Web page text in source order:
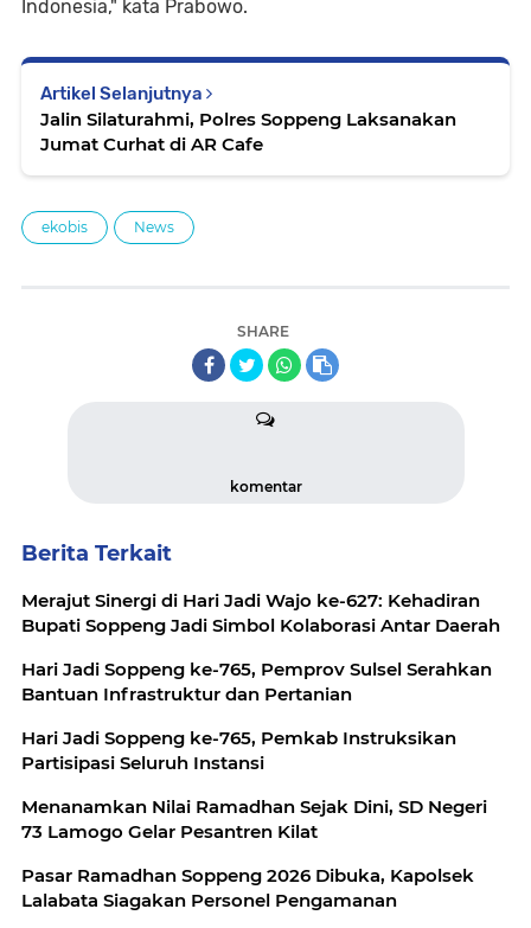
Indonesia," kata Prabowo.
Artikel Selanjutnya
Jalin Silaturahmi, Polres Soppeng Laksanakan
Jumat Curhat di AR Cafe
ekobis News
SHARE
komentar
Berita Terkait
Merajut Sinergi di Hari Jadi Wajo ke-627: Kehadiran
Bupati Soppeng Jadi Simbol Kolaborasi Antar Daerah
Hari Jadi Soppeng ke-765, Pemprov Sulsel Serahkan
Bantuan Infrastruktur dan Pertanian
Hari Jadi Soppeng ke-765, Pemkab Instruksikan
Partisipasi Seluruh Instansi
Menanamkan Nilai Ramadhan Sejak Dini, SD Negeri
73 Lamogo Gelar Pesantren Kilat
Pasar Ramadhan Soppeng 2026 Dibuka, Kapolsek
Lalabata Siagakan Personel Pengamanan